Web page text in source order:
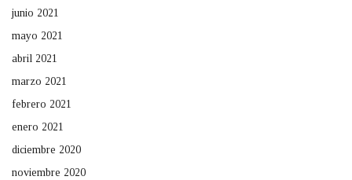
junio 2021
mayo 2021
abril 2021
marzo 2021
febrero 2021
enero 2021
diciembre 2020
noviembre 2020